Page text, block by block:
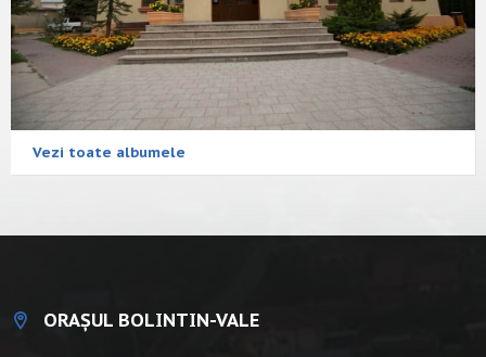
Vezi toate albumele
ORAȘUL BOLINTIN-VALE